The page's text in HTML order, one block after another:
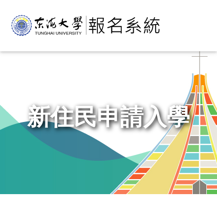
新住民申請入學